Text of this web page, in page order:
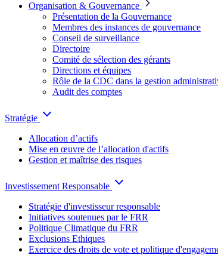
Organisation & Gouvernance
Présentation de la Gouvernance
Membres des instances de gouvernance
Conseil de surveillance
Directoire
Comité de sélection des gérants
Directions et équipes
Rôle de la CDC dans la gestion
Audit des comptes
Stratégie
Allocation d’actifs
Mise en œuvre de l’allocation d'actifs
Gestion et maîtrise des risques
Investissement Responsable
Stratégie d'investisseur responsable
Initiatives soutenues par le FRR
Politique Climatique du FRR
Exclusions Ethiques
Exercice des droits de vote et politique